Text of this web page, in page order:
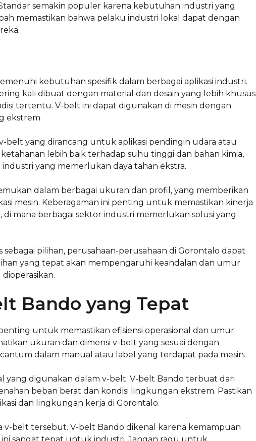
semakin populer karena kebutuhan industri yang
memastikan bahwa pelaku industri lokal dapat dengan
kebutuhan spesifik dalam berbagai aplikasi industri.
kali dibuat dengan material dan desain yang lebih khusus
tertentu. V-belt ini dapat digunakan di mesin dengan
ekstrem.
belt yang dirancang untuk aplikasi pendingin udara atau
lebih baik terhadap suhu tinggi dan bahan kimia,
yang memerlukan daya tahan ekstra.
dalam berbagai ukuran dan profil, yang memberikan
mesin. Keberagaman ini penting untuk memastikan kinerja
di mana berbagai sektor industri memerlukan solusi yang
pilihan, perusahaan-perusahaan di Gorontalo dapat
yang tepat akan mempengaruhi keandalan dan umur
Bando yang Tepat
untuk memastikan efisiensi operasional dan umur
ukuran dan dimensi v-belt yang sesuai dengan
dalam manual atau label yang terdapat pada mesin.
yang digunakan dalam v-belt. V-belt Bando terbuat dari
beban berat dan kondisi lingkungan ekstrem. Pastikan
dan lingkungan kerja di Gorontalo.
v-belt tersebut. V-belt Bando dikenal karena kemampuan